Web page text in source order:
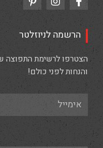
הרשמה לניוזלטר
הצטרפו לרשימת התפוצה
והנחות לפני כולם!